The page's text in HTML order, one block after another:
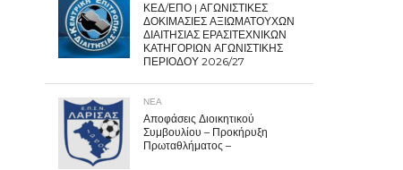
ΚΕΔ/ΕΠΟ | ΑΓΩΝΙΣΤΙΚΕΣ
ΔΟΚΙΜΑΣΙΕΣ ΑΞΙΩΜΑΤΟΥΧΩΝ
ΔΙΑΙΤΗΣΙΑΣ ΕΡΑΣΙΤΕΧΝΙΚΩΝ
ΚΑΤΗΓΟΡΙΩΝ ΑΓΩΝΙΣΤΙΚΗΣ
ΠΕΡΙΟΔΟΥ 2026/27
ΝΕΑ
Αποφάσεις Διοικητικού
Συμβουλίου – Προκήρυξη
Πρωταθλήματος –